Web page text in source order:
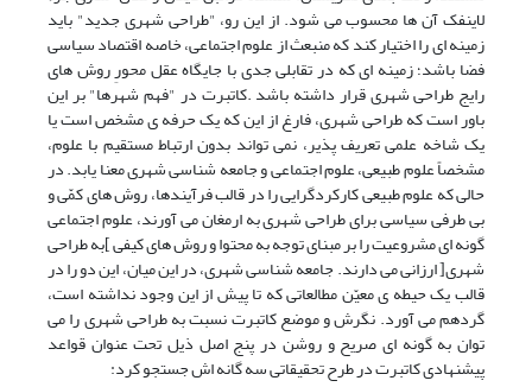
لاینفک آن ها محسوب می شود. از این رو، "طراحی شهری جدید" باید
زمینه ای را اختیار کند که منبعث از علوم اجتماعی، خاصه اقتصاد سیاسی
فضا باشد؛ زمینه ای که در تقابلی جدی با جایگاه عقل محورِ روش های
رایج طراحی شهری قرار داشته باشد .کاتبرت در "فهم شهرها" بر این
باور است که طراحی شهری، فارغ از این که یک حرفه ی مشخص است یا
یک شاخه علمی تعریف پذیر، نمی تواند بدون ارتباط مستقیم با علوم،
مشخصاً علوم طبیعی، علوم اجتماعی و جامعه شناسی شهری معنا یابد. در
حالی که علوم طبیعی کارکردگرایی را در قالب فرآیندها، روش های کمّی و
بی طرفی سیاسی برای طراحی شهری به ارمغان می آورند، علوم اجتماعی
گونه ای مشروعیت را بر مبنای توجه به محتوا و روش های کیفی ]به طراحی
شهری[ ارزانی می دارند. جامعه شناسی شهری، در این میان، این دو را در
قالب یک حیطه ی معیّن مطالعاتی که تا پیش از این وجود نداشته است،
گردهم می آورد. نگرش و موضع کاتبرت نسبت به طراحی شهری را می
توان به گونه ای صریح و روشن در پنج اصل ذیل تحت عنوان قواعد
پیشنهادی کاتبرت در طرح تحقیقاتی سه گانه اش جستجو کرد: